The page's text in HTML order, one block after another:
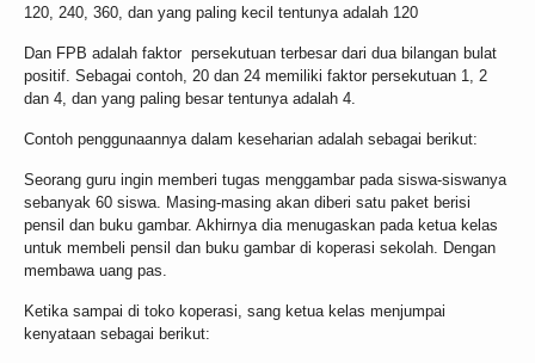
120, 240, 360, dan yang paling kecil tentunya adalah 120
Dan FPB adalah faktor persekutuan terbesar dari dua bilangan bulat
positif. Sebagai contoh, 20 dan 24 memiliki faktor persekutuan 1, 2
dan 4, dan yang paling besar tentunya adalah 4.
Contoh penggunaannya dalam keseharian adalah sebagai berikut:
Seorang guru ingin memberi tugas menggambar pada siswa-siswanya
sebanyak 60 siswa. Masing-masing akan diberi satu paket berisi
pensil dan buku gambar. Akhirnya dia menugaskan pada ketua kelas
untuk membeli pensil dan buku gambar di koperasi sekolah. Dengan
membawa uang pas.
Ketika sampai di toko koperasi, sang ketua kelas menjumpai
kenyataan sebagai berikut: